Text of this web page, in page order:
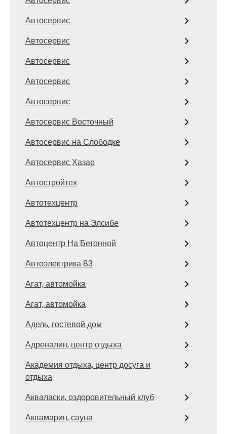
Автосервис
Автосервис
Автосервис
Автосервис
Автосервис
Автосервис Восточный
Автосервис на Слободке
Автосервис Хазар
Автостройтех
Автотехцентр
Автотехцентр на Элсибе
Автоцентр На Бетонной
Автоэлектрика 83
Агат, автомойка
Агат, автомойка
Адель, гостевой дом
Адреналин, центр отдыха
Академия отдыха, центр досуга и
отдыха
Акваласки, оздоровительный клуб
Аквамарин, сауна